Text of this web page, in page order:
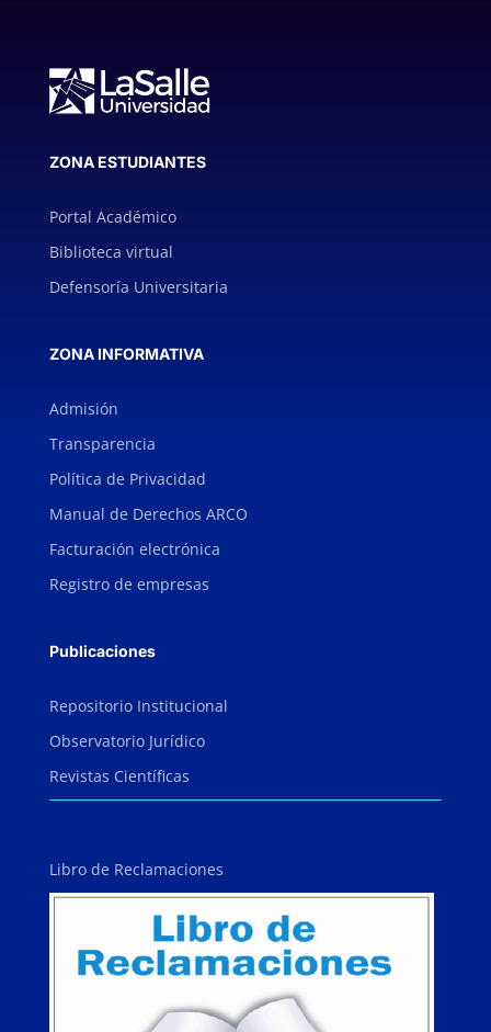
ZONA ESTUDIANTES
Portal Académico
Biblioteca virtual
Defensoría Universitaria
ZONA INFORMATIVA
Admisión
Transparencia
Política de Privacidad
Manual de Derechos ARCO
Facturación electrónica
Registro de empresas
Publicaciones
Repositorio Institucional
Observatorio Jurídico
Revistas Científicas
Libro de Reclamaciones